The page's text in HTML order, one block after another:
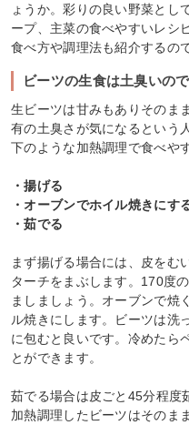
ょうか。彩りの良い野菜とし
ープ、主菜の食べやすいレシ
食べ方や調理法も紹介するの
ビーツの生食は土臭いの
生ビーツは甘みもありそのま
有の土臭さが気になるという
下のような加熱調理で食べや
・揚げる
・オーブンでホイル焼きにす
・茹でる
まず揚げる場合には、皮をむ
ターチをまぶします。170度
ましましょう。オーブンで焼
ル焼きにします。ビーツは洗
に包むと良いです。冷めたら
とができます。
茹でる場合は皮ごと45分程度
加熱調理したビーツはそのま